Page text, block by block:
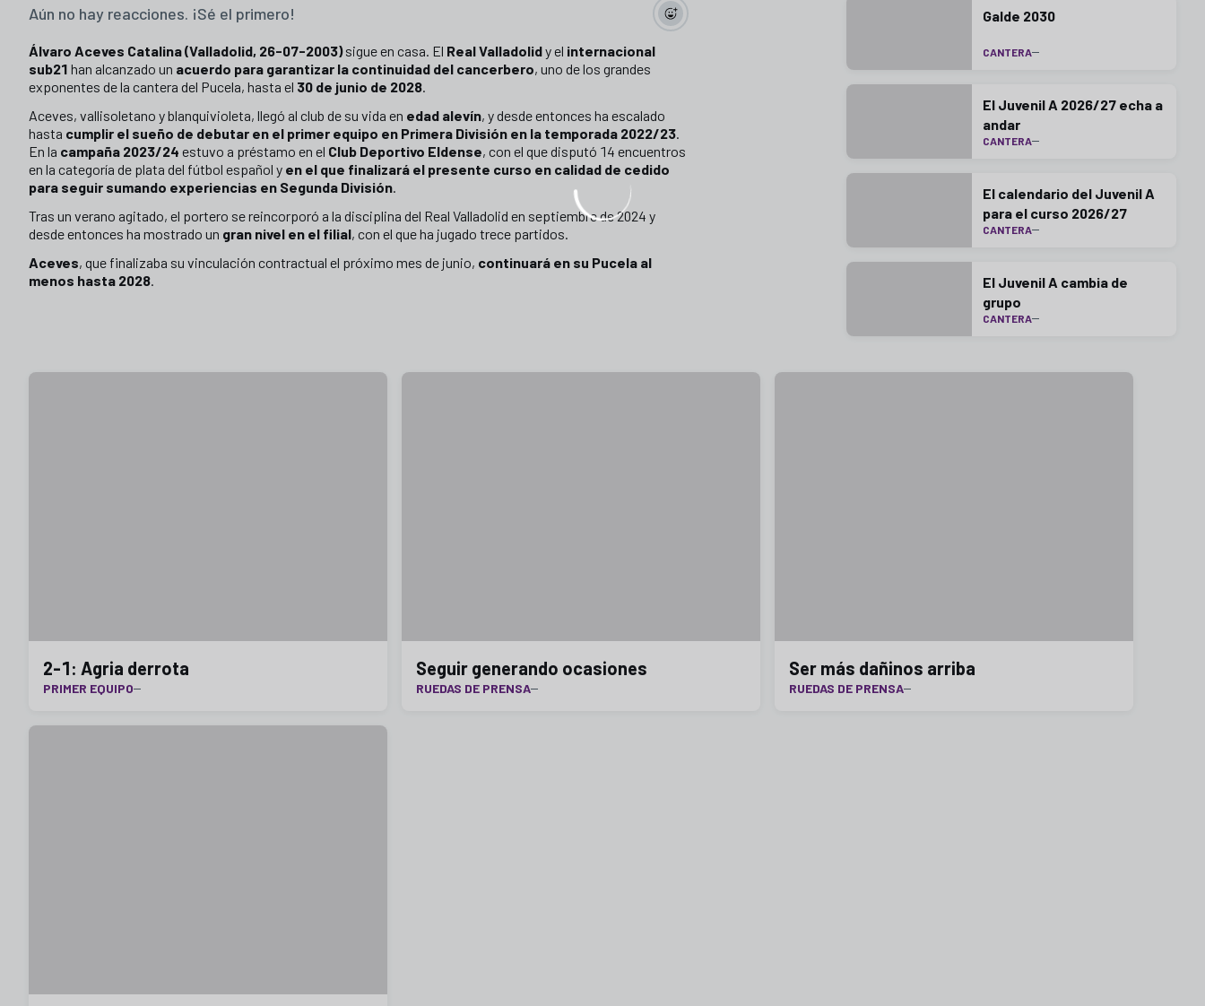
Aún no hay reacciones. ¡Sé el primero!
Álvaro Aceves Catalina (Valladolid, 26-07-2003)sigue en casa. El Real Valladolidy el internacional
sub21 han alcanzado un acuerdo para garantizar la continuidad del cancerbero, uno de los grandes
exponentes de la cantera del Pucela, hasta el 30 de junio de 2028.
Aceves, vallisoletano y blanquivioleta, llegó al club de su vida en edad alevín, y desde entonces ha escalado
hasta cumplir el sueño de debutar en el primer equipo en Primera División en la temporada 2022/23.
En la campaña 2023/24 estuvo a préstamo en el Club Deportivo Eldense, con el que disputó 14 encuentros
en la categoría de plata del fútbol español y en el que finalizará el presente curso en calidad de cedido
para seguir sumando experiencias en Segunda División.
Tras un verano agitado, el portero se reincorporó a la disciplina del Real Valladolid en septiembre de 2024 y
desde entonces ha mostrado un gran nivel en el filial, con el que ha jugado trece partidos.
Aceves, que finalizaba su vinculación contractual el próximo mes de junio, continuará en su Pucela al
menos hasta 2028.
Galde 2030
CANTERA
El Juvenil A 2026/27 echa a
andar
CANTERA
El calendario del Juvenil A
para el curso 2026/27
CANTERA
El Juvenil A cambia de
grupo
CANTERA
2-1: Agria derrota
PRIMER EQUIPO
Seguir generando ocasiones
RUEDAS DE PRENSA
Ser más dañinos arriba
RUEDAS DE PRENSA